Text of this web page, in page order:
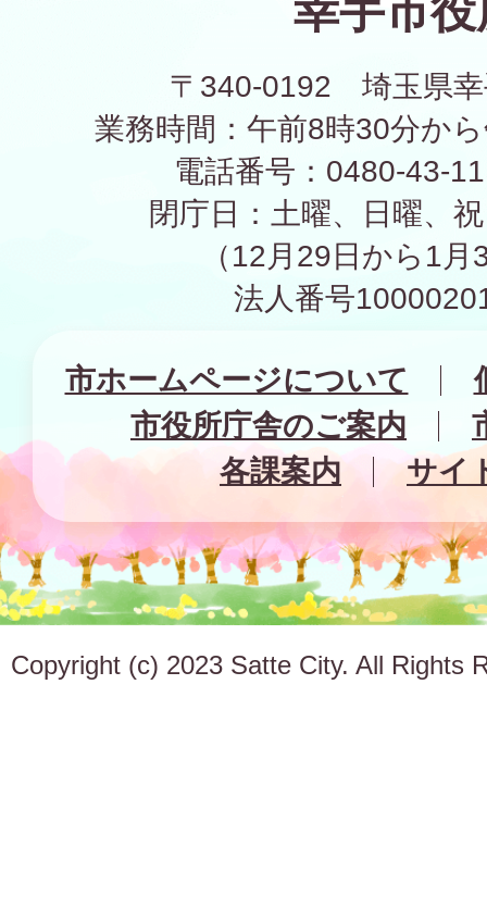
幸手市役
〒340-0192 埼玉県幸
業務時間：午前8時30分か
電話番号：0480-43-
閉庁日：土曜、日曜、
（12月29日から1
法人番号
市ホームページについて
市役所庁舎のご案内
各課案内
サイ
Copyright (c) 2023 Satte City. All Rights